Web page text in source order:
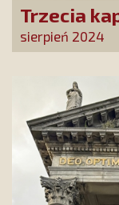
Trzecia
służy
sierpień 2024